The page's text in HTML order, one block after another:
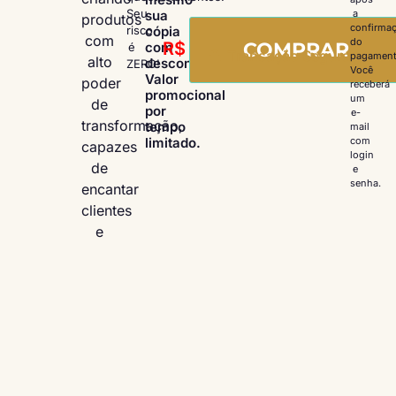
produtos
com
alto
poder
de
transformação,
capazes
de
encantar
clientes
e
Seu
risco
é
ZERO!
sua
cópia
com
desconto!
Valor
promocional
por
tempo
limitado.
R$ COMPRAR
Transação Segura
a
do
Você
receberá
um
e-
mail
com
login
e
senha.